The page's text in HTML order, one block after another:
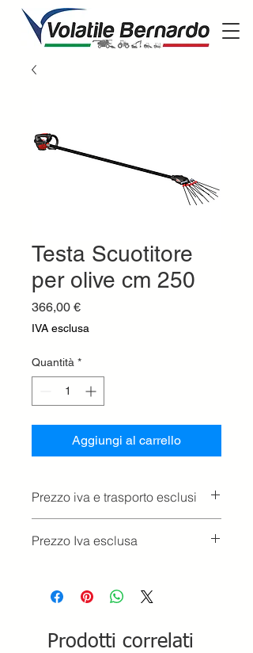
Testa Scuotitore
per olive cm 250
366,00 €Prezzo
IVA esclusa
Quantità *
Aggiungi al carrello
Prezzo iva e trasporto esclusi
Prezzo Iva esclusa
Prodotti correlati